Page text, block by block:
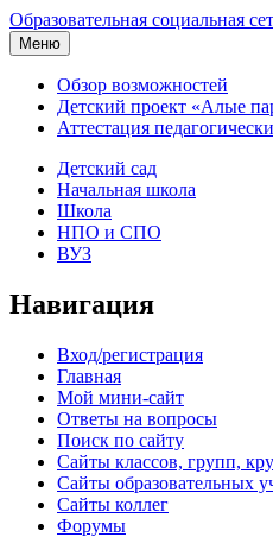
Образовательная социальная
Меню
Обзор возможностей
Детский проект «Алые
Аттестация
Детский сад
Начальная школа
Школа
НПО и СПО
ВУЗ
Навигация
Вход/регистрация
Главная
Мой мини-сайт
Ответы на вопросы
Поиск по сайту
Сайты классов, групп,
Сайты образовательных
Сайты коллег
Форумы